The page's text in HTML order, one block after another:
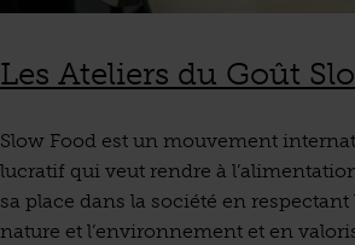
Les Ateliers du Goût
Slow Food est un mouvement
lucratif qui veut rendre à
sa place dans la société en
nature et l’environnement et en